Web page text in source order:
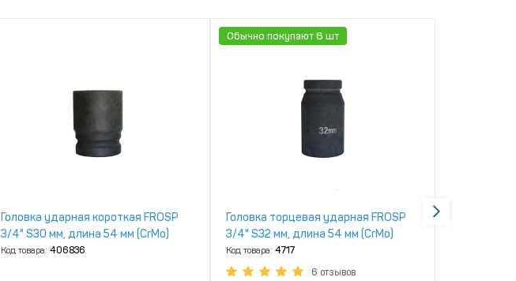
Головка ударная короткая FROSP
3/4" S30 мм, длина 54 мм (CrMo)
Код товара: 406836
Обычно покупают 6 шт
Головка торцевая ударная FROSP
3/4" S32 мм, длина 54 мм (CrMo)
Код товара: 4717
6 отзывов